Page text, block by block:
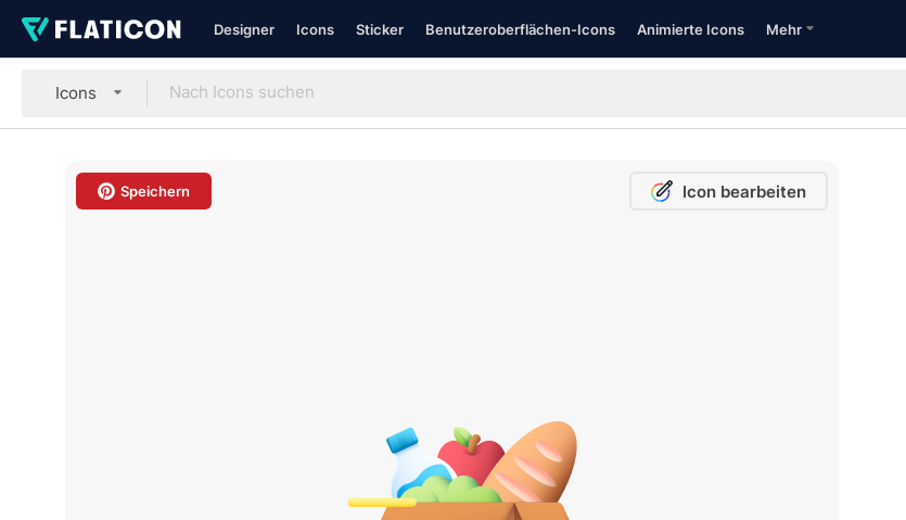
Designer Icons Sticker Benutzeroberflächen-Icons Animierte Icons Mehr
Icons
Speichern Icon bearbeiten